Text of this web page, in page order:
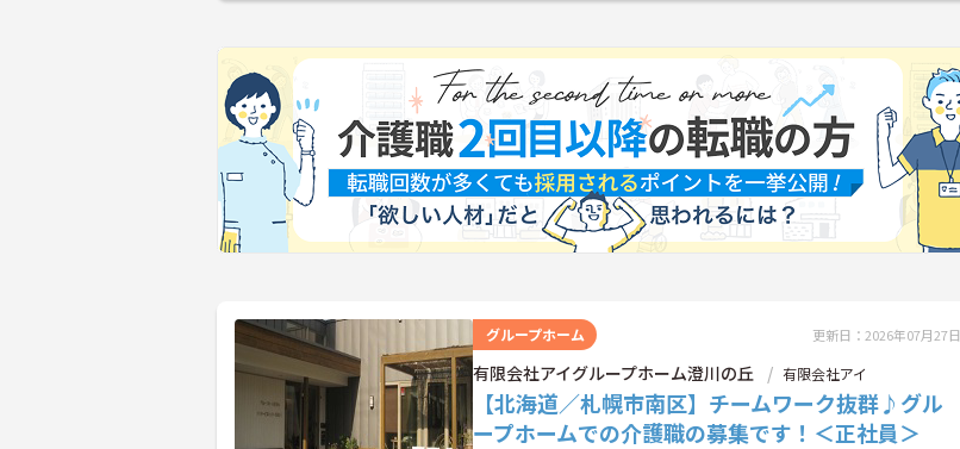
グループホーム 更新日：2026年07月27日
有限会社アイグループホーム澄川の丘 有限会社アイ
【北海道／札幌市南区】チームワーク抜群♪グル
ープホームでの介護職の募集です！＜正社員＞